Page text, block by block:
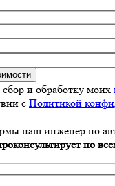
и обработку моих
с Политикой
наш инженер по
по